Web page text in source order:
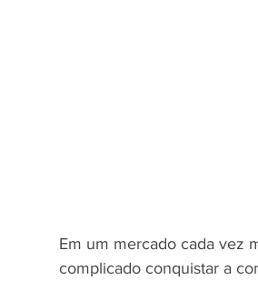
Em um mercado cada vez
complicado conquistar a